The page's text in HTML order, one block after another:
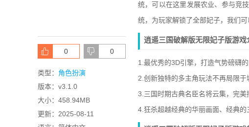
0 0
类型： 角色扮演
版本： v3.1.0
大小： 458.94MB
更新： 2025-08-11
统，可以在这里发展农业、参与竞
统，为玩家解锁了全部妃子，我们可
逍遥三国破解版无限妃子版游戏
1.最优秀的3D引擎，打造气势磅礴
2.创新独特的多主角玩法不再局限
3.三国时期古典名臣名将云集，完美
4.狂杀超越经典的华丽画面、经典的